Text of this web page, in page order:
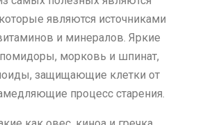
являются источниками
и минералов. Яркие
морковь и шпинат,
защищающие клетки от
процесс старения.